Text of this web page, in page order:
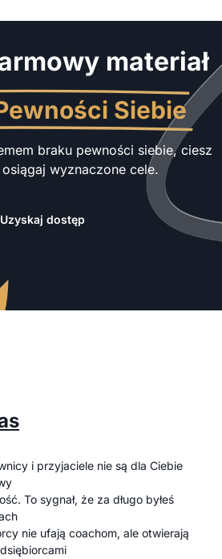
materiał
Siebie
braku pewności siebie, ciesz
wyznaczone cele.
Uzyskaj dostęp
i przyjaciele nie są dla Ciebie
To sygnał, że za długo byłeś
nie ufają coachom, ale otwierają